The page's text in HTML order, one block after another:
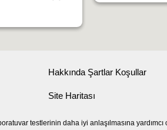
Hakkında Şartlar Koşullar
Site Haritası
testlerinin daha iyi anlaşılmasına